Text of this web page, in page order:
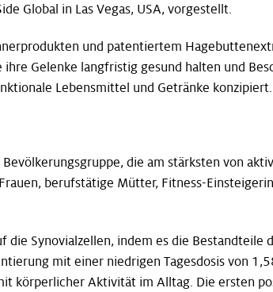
Global in Las Vegas, USA, vorgestellt.
und patentiertem
Gelenke langfristig gesund halten und
Lebensmittel und Getränke konzipiert.
die am stärksten von
berufstätige Mütter, Fitness-
Synovialzellen, indem es die Bestandteile
mit einer niedrigen Tagesdosis von
körperlicher Aktivität im Alltag. Die ersten